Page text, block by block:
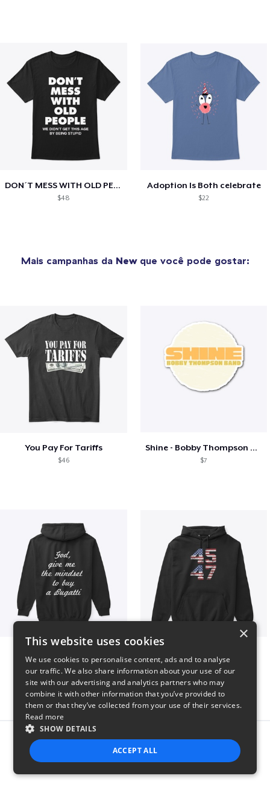
DON´T MESS WITH OLD PEOPLE
$48
Adoption Is Both celebrate
$22
Mais campanhas da Newque você pode gostar:
You Pay For Tariffs
$46
Shine - Bobby Thompson Band Merch
$7
$51 $40
Report this product
×
This website uses cookies
We use cookies to personalise content, ads and to analyse
our traffic. We also share information about your use of our
site with our advertising and analytics partners who may
combine it with other information that you’ve provided to
them or that they’ve collected from your use of their services.
Read more
SHOW DETAILS
ACCEPT ALL
STRICTLY NECESSARY PERFORMANCE